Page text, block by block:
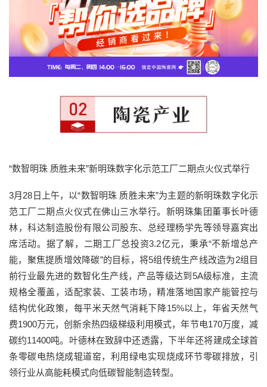
“数智明珠 质胜未来”新明珠数字化示范工厂二期点火仪式举行
3月28日上午，以“数智明珠 质胜未来”为主题的新明珠数字化示
范工厂二期点火仪式在佛山三水举行。新明珠集团董事长叶德
林，科达制造股份有限公司股东、总经理杨学先等领导嘉宾出
席活动。据了解，二期工厂总投资3.2亿元，秉承“不新增总产
能，聚焦提质增效降碳”的目标，将5组传统生产线改造为2组目
前行业最先进的数智化生产线，产品等级达到5A级标准，主流
规格全覆盖，适配家装、工装市场，精准落地国家产能管控与
结构优化政策，每平米天然气消耗下降15%以上，年省天然气
费1900万元，创新余热四级梯级利用模式，年节电170万度，减
碳约11400吨。叶德林在致辞中还透露，下半年还将建成全球首
条零碳电热烧成辊道窑，利用绿电实现烧成环节零碳排放，引
领行业从高能耗模式向低碳智能制造转型。